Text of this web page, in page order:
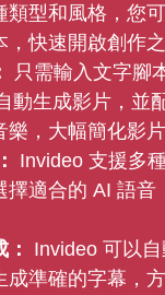
類型和風格，您
快速開啟創作之
只需輸入文字腳
動生成影片，並
，大幅簡化影片
Invideo 支援多
擇適合的 AI 語音
Invideo 可以
成準確的字幕，